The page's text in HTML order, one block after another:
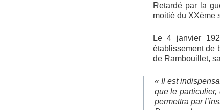
Retardé par la
moitié du XXème
Le 4 janvier
établissement de
de Rambouillet,
« Il est
que le particulier,
permettra par